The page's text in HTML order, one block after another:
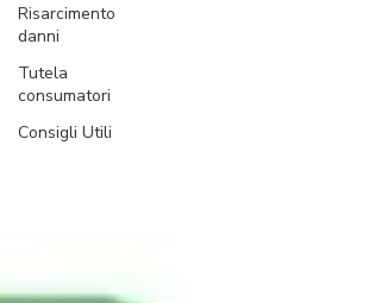
Risarcimento
danni
Tutela
consumatori
Consigli Utili